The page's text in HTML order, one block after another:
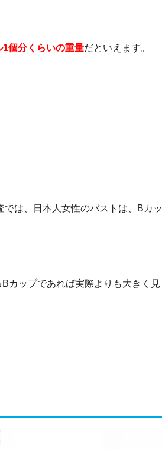
個分くらいの重量だといえます。
は、日本人女性のバストは、Bカッ
カップであれば実際よりも大きく見